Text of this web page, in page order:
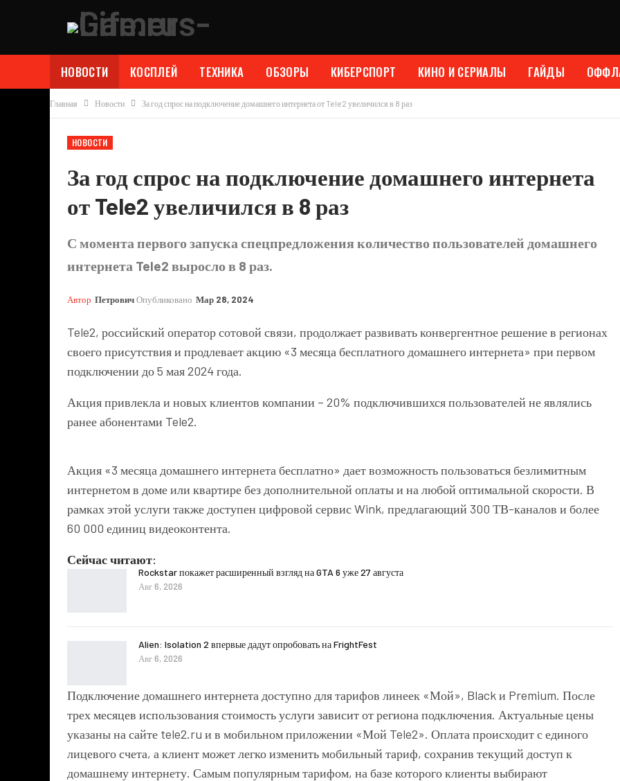
НОВОСТИ КОСПЛЕЙ ТЕХНИКА ОБЗОРЫ КИБЕРСПОРТ КИНО И СЕРИАЛЫ ГАЙДЫ
Главная Новости За год спрос на подключение домашнего интернета от Tele2 увеличился в 8 раз
НОВОСТИ
За год спрос на подключение домашнего интернета
от Tele2 увеличился в 8 раз
С момента первого запуска спецпредложения количество пользователей домашнего
интернета Tele2 выросло в 8 раз.
Автор ПетровичОпубликовано Мар 28, 2024
Tele2, российский оператор сотовой связи, продолжает развивать конвергентное решение в регионах
своего присутствия и продлевает акцию «3 месяца бесплатного домашнего интернета» при первом
подключении до 5 мая 2024 года.
Акция привлекла и новых клиентов компании – 20% подключившихся пользователей не являлись
ранее абонентами Tele2.
Акция «3 месяца домашнего интернета бесплатно» дает возможность пользоваться безлимитным
интернетом в доме или квартире без дополнительной оплаты и на любой оптимальной скорости. В
рамках этой услуги также доступен цифровой сервис Wink, предлагающий 300 ТВ-каналов и более
60 000 единиц видеоконтента.
Сейчас читают:
Rockstar покажет расширенный взгляд на GTA 6 уже 27 августа
Авг 6, 2026
Alien: Isolation 2 впервые дадут опробовать на FrightFest
Авг 6, 2026
Подключение домашнего интернета доступно для тарифов линеек «Мой», Black и Premium. После
трех месяцев использования стоимость услуги зависит от региона подключения. Актуальные цены
указаны на сайте tele2.ru и в мобильном приложении «Мой Tele2». Оплата происходит с единого
лицевого счета, а клиент может легко изменить мобильный тариф, сохранив текущий доступ к
домашнему интернету. Самым популярным тарифом, на базе которого клиенты выбирают